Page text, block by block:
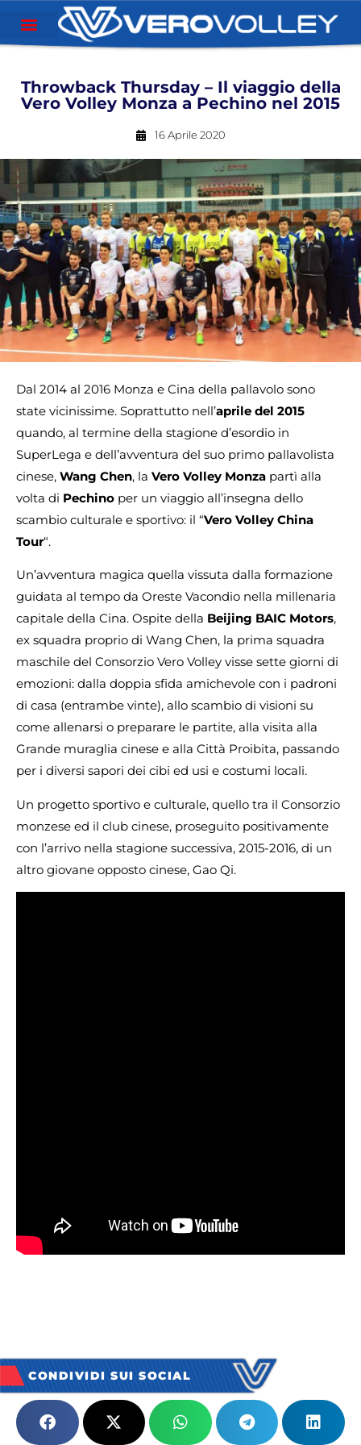
Throwback Thursday – Il viaggio della
Vero Volley Monza a Pechino nel 2015
16 Aprile 2020
Dal 2014 al 2016 Monza e Cina della pallavolo sono
state vicinissime. Soprattutto nell’aprile del 2015
quando, al termine della stagione d’esordio in
SuperLega e dell’avventura del suo primo pallavolista
cinese, Wang Chen, la Vero Volley Monza partì alla
volta di Pechino per un viaggio all’insegna dello
scambio culturale e sportivo: il “Vero Volley China
Tour“.
Un’avventura magica quella vissuta dalla formazione
guidata al tempo da Oreste Vacondio nella millenaria
capitale della Cina. Ospite della Beijing BAIC Motors,
ex squadra proprio di Wang Chen, la prima squadra
maschile del Consorzio Vero Volley visse sette giorni di
emozioni: dalla doppia sfida amichevole con i padroni
di casa (entrambe vinte), allo scambio di visioni su
come allenarsi o preparare le partite, alla visita alla
Grande muraglia cinese e alla Città Proibita, passando
per i diversi sapori dei cibi ed usi e costumi locali.
Un progetto sportivo e culturale, quello tra il Consorzio
monzese ed il club cinese, proseguito positivamente
con l’arrivo nella stagione successiva, 2015-2016, di un
altro giovane opposto cinese, Gao Qi.
CONDIVIDI SUI SOCIAL